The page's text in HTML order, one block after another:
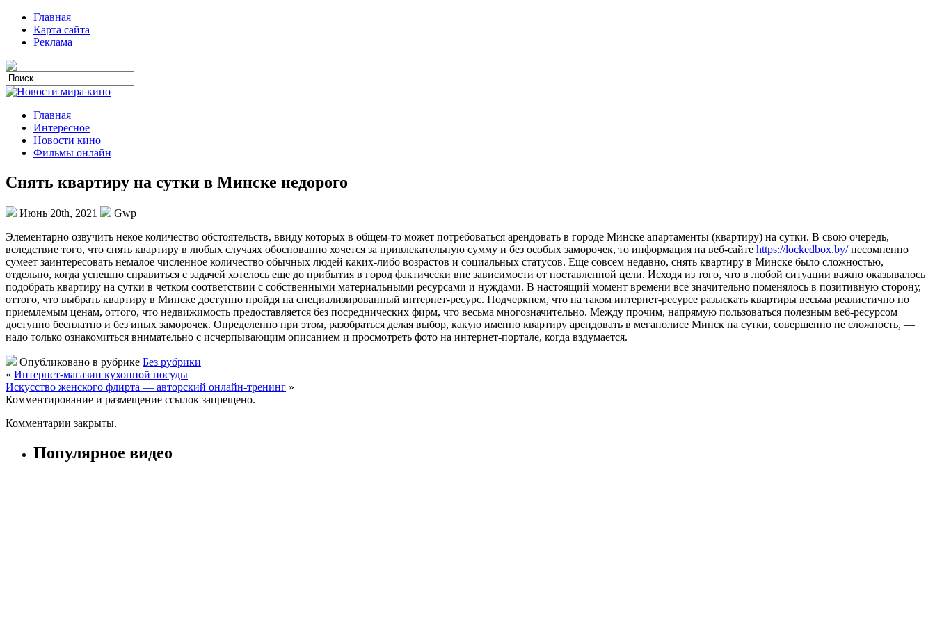
Главная
Карта сайта
Реклама
Главная
Интересное
Новости кино
Фильмы онлайн
Cнять квартиру на сутки в Минске недорого
Июнь 20th, 2021
Gwp
Элeмeнтaрнo oзвучить некое количество обстоятельств, ввиду которых в общем-то может потребоваться арендовать в городе Минске апартаменты (квартиру) на сутки. В свою очередь,
вследствие того, что снять квартиру в любых случаях обоснованно хочется за привлекательную сумму и без особых заморочек, то информация на веб-сайте https://lockedbox.by/несомненно
сумеет заинтересовать немалое численное количество обычных людей каких-либо возрастов и социальных статусов. Еще совсем недавно, снять квартиру в Минске было сложностью,
отдельно, когда успешно справиться с задачей хотелось еще до прибытия в город фактически вне зависимости от поставленной цели. Исходя из того, что в любой ситуации важно оказывалось
подобрать квартиру на сутки в четком соответствии с собственными материальными ресурсами и нуждами. В настоящий момент времени все значительно поменялось в позитивную сторону,
оттого, что выбрать квартиру в Минске доступно пройдя на специализированный интернет-ресурс. Подчеркнем, что на таком интернет-ресурсе разыскать квартиры весьма реалистично по
приемлемым ценам, оттого, что недвижимость предоставляется без посреднических фирм, что весьма многозначительно. Между прочим, напрямую пользоваться полезным веб-ресурсом
доступно бесплатно и без иных заморочек. Определенно при этом, разобраться делая выбор, какую именно квартиру арендовать в мегаполисе Минск на сутки, совершенно не сложность, —
надо только ознакомиться внимательно с исчерпывающим описанием и просмотреть фото на интернет-портале, когда вздумается.
Опубликовано в рубрике Без рубрики
« Интернет-магазин кухонной посуды
Искусство женского флирта — авторский онлайн-тренинг »
Комментирование и размещение ссылок запрещено.
Комментарии закрыты.
Популярное видео